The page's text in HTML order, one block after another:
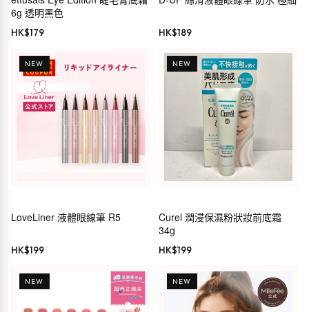
6g 透明黑色
HK$179 HK$189
NEW
LoveLiner 液體眼線筆 R5
HK$199
NEW
Curel 潤浸保濕粉狀妝前底霜
34g
HK$199
NEW NEW